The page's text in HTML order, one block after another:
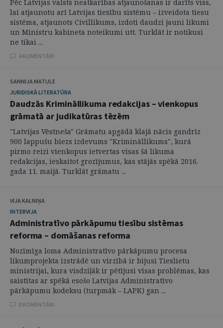
Pēc Latvijas valsts neatkarības atjaunošanas ir darīts viss,
lai atjaunotu arī Latvijas tiesību sistēmu – izveidota tiesu
sistēma, atjaunots Civillikums, izdoti daudzi jauni likumi
un Ministru kabineta noteikumi utt. Turklāt ir notikusi
ne tikai ...
4 KOMENTĀRI
SANNIJA MATULE
JURIDISKĀ LITERATŪRA
Daudzās Krimināllikuma redakcijas – vienkopus
grāmatā ar judikatūras tēzēm
"Latvijas Vēstneša" Grāmatu apgādā klajā nācis gandrīz
900 lappušu biezs izdevums "Krimināllikums", kurā
pirmo reizi vienkopus ietvertas visas šā likuma
redakcijas, ieskaitot grozījumus, kas stājās spēkā 2016.
gada 11. maijā. Turklāt grāmatu ...
VIJA KALNIŅA
INTERVIJA
Administratīvo pārkāpumu tiesību sistēmas
reforma – domāšanas reforma
Nozīmīga loma Administratīvo pārkāpumu procesa
likumprojekta izstrādē un virzībā ir bijusi Tieslietu
ministrijai, kura visdziļāk ir pētījusi visas problēmas, kas
saistītas ar spēkā esošo Latvijas Administratīvo
pārkāpumu kodeksu (turpmāk – LAPK) gan ...
8 KOMENTĀRI